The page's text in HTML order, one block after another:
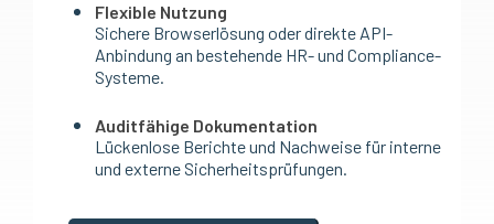
Flexible Nutzung
Sichere Browserlösung oder direkte API-
Anbindung an bestehende HR- und Compliance-
Systeme.
Auditfähige Dokumentation
Lückenlose Berichte und Nachweise für interne
und externe Sicherheitsprüfungen.